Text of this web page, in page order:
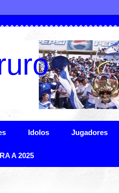
Idolos Jugadores
A 2025